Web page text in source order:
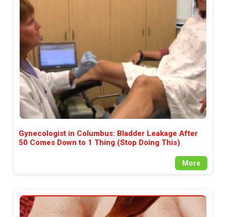
Gynecologist in Columbus: Bladder Leakage After
50 Comes Down to 1 Thing (Stop Doing This)
More